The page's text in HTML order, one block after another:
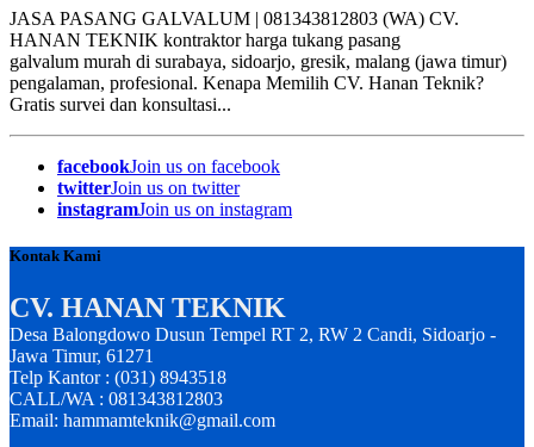
JASA PASANG GALVALUM | 081343812803 (WA) CV.
HANAN TEKNIK kontraktor harga tukang pasang
galvalum murah di surabaya, sidoarjo, gresik, malang (jawa timur)
pengalaman, profesional. Kenapa Memilih CV. Hanan Teknik?
Gratis survei dan konsultasi...
facebookJoin us on facebook
twitterJoin us on twitter
instagramJoin us on instagram
Kontak Kami
CV. HANAN TEKNIK
Desa Balongdowo Dusun Tempel RT 2, RW 2 Candi, Sidoarjo -
Jawa Timur, 61271
Telp Kantor : (031) 8943518
CALL/WA : 081343812803
Email: hammamteknik@gmail.com